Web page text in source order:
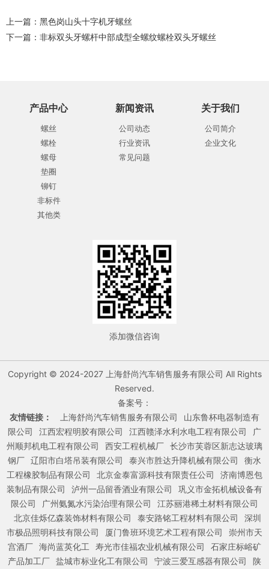
上一篇： 黑色岗山头十字机牙螺丝
下一篇： 非标双头牙螺杆中部成型全螺纹螺栓双头牙螺丝
产品中心
螺丝
螺栓
螺母
垫圈
铆钉
非标件
其他类
新闻资讯
公司动态
行业资讯
常见问题
关于我们
公司简介
企业文化
添加微信咨询
Copyright © 2024-2027 上海舒尚汽车销售服务有限公司 All Rights
Reserved.
备案号：
友情链接：
上海舒尚汽车销售服务有限公司
山东鲁杯电器制造有
限公司
江西宏程明胶有限公司 江西赣泽水利水电工程有限公司
广
州顺邦机电工程有限公司
西安工程机械厂 长沙市芙蓉区新志达玻璃
钢厂 辽阳市白塔吊装有限公司 泰兴市胜达升降机械有限公司
衡水
工程橡胶制品有限公司
北京金泰富源科技有限责任公司
济南博恩包
装制品有限公司
泸州一品留香酒业有限公司
巩义市金拓机械设备有
限公司
广州氨氮水污染治理有限公司
江苏丽港稀土材料有限公司
北京佳烁亿森装饰材料有限公司
泰安路铭工程材料有限公司
深圳
市极品照明科技有限公司
厦门鲁班环境艺术工程有限公司
崇州市天
宫酒厂 海尚蓝英化工 寿光市佳福农业机械有限公司
石家庄标峪矿
产品加工厂 盐城市标业化工有限公司 宁波三爱互感器有限公司 陕